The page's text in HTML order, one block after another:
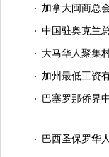
加拿大闽商总
中国驻奥克兰
大马华人聚集
加州最低工资
巴塞罗那侨界
巴西圣保罗华